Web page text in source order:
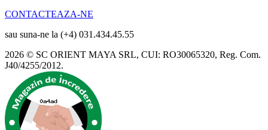
CONTACTEAZA-NE
sau suna-ne la (+4) 031.434.45.55
2026 © SC ORIENT MAYA SRL, CUI: RO30065320, Reg. Com.
J40/4255/2012.